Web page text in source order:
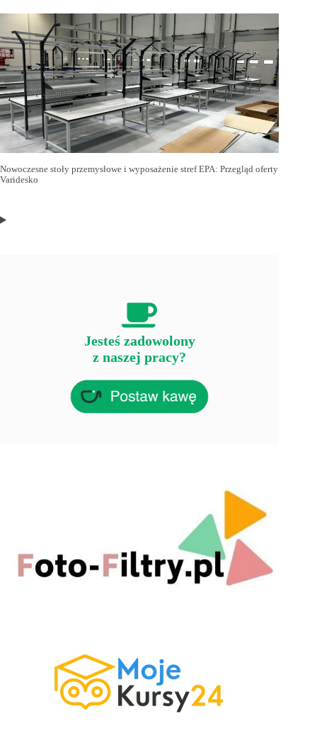
Nowoczesne stoły przemysłowe i wyposażenie stref EPA: Przegląd oferty
Varidesko
Jesteś zadowolony
z naszej pracy?